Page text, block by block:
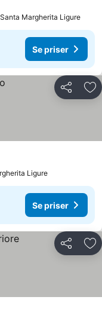
Margherita Ligure
Se priser
Del
Ligure
Se priser
Del